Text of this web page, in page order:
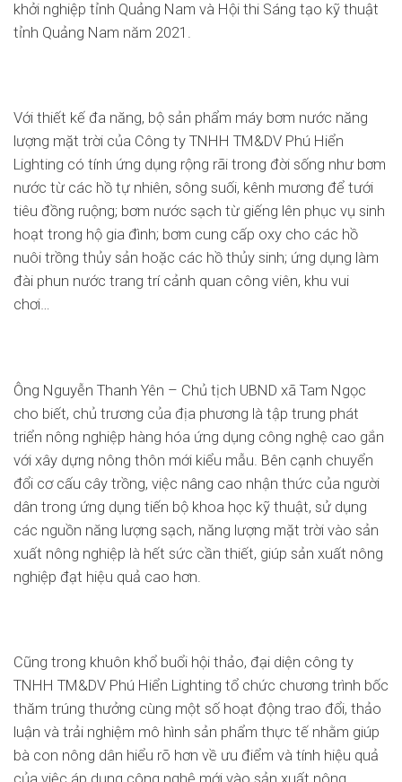
khởi nghiệp tỉnh Quảng Nam và Hội thi Sáng tạo kỹ thuật
tỉnh Quảng Nam năm 2021.
Với thiết kế đa năng, bộ sản phẩm máy bơm nước năng
lượng mặt trời của Công ty TNHH TM&DV Phú Hiển
Lighting có tính ứng dụng rộng rãi trong đời sống như bơm
nước từ các hồ tự nhiên, sông suối, kênh mương để tưới
tiêu đồng ruộng; bơm nước sạch từ giếng lên phục vụ sinh
hoạt trong hộ gia đình; bơm cung cấp oxy cho các hồ
nuôi trồng thủy sản hoặc các hồ thủy sinh; ứng dụng làm
đài phun nước trang trí cảnh quan công viên, khu vui
chơi…
Ông Nguyễn Thanh Yên – Chủ tịch UBND xã Tam Ngọc
cho biết, chủ trương của địa phương là tập trung phát
triển nông nghiệp hàng hóa ứng dụng công nghệ cao gắn
với xây dựng nông thôn mới kiểu mẫu. Bên cạnh chuyển
đổi cơ cấu cây trồng, việc nâng cao nhận thức của người
dân trong ứng dụng tiến bộ khoa học kỹ thuật, sử dụng
các nguồn năng lượng sạch, năng lượng mặt trời vào sản
xuất nông nghiệp là hết sức cần thiết, giúp sản xuất nông
nghiệp đạt hiệu quả cao hơn.
Cũng trong khuôn khổ buổi hội thảo, đại diện công ty
TNHH TM&DV Phú Hiển Lighting tổ chức chương trình bốc
thăm trúng thưởng cùng một số hoạt động trao đổi, thảo
luận và trải nghiệm mô hình sản phẩm thực tế nhằm giúp
bà con nông dân hiểu rõ hơn về ưu điểm và tính hiệu quả